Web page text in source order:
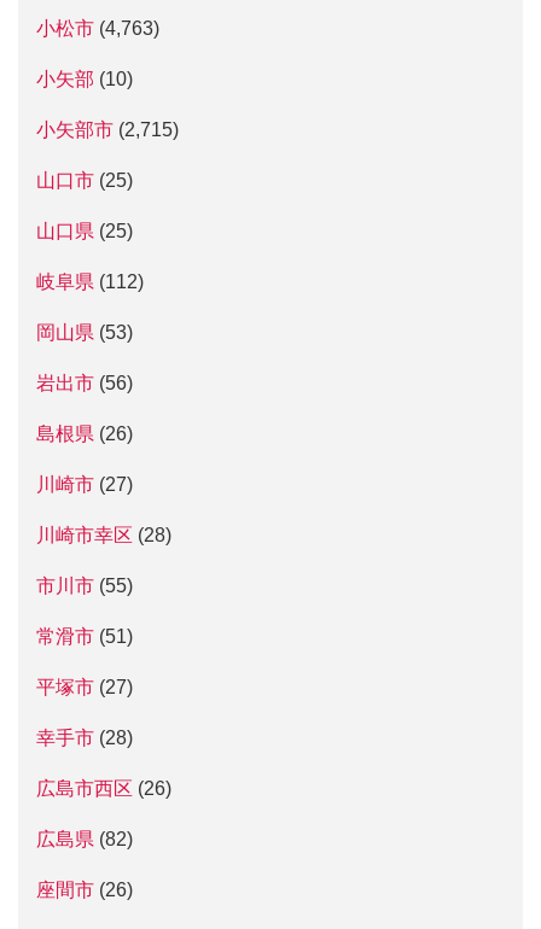
小松市 (4,763)
小矢部 (10)
小矢部市 (2,715)
山口市 (25)
山口県 (25)
岐阜県 (112)
岡山県 (53)
岩出市 (56)
島根県 (26)
川崎市 (27)
川崎市幸区 (28)
市川市 (55)
常滑市 (51)
平塚市 (27)
幸手市 (28)
広島市西区 (26)
広島県 (82)
座間市 (26)